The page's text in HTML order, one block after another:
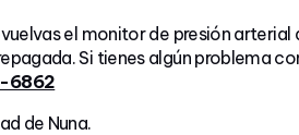
el monitor de presión
Si tienes algún problema
6862
de Nuna.